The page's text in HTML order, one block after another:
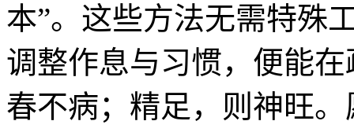
本”。这些方法无需特殊
调整作息与习惯，便能
春不病；精足，则神旺